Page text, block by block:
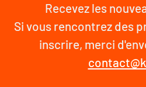
Recevez les
Si vous rencontrez des
inscrire, merci